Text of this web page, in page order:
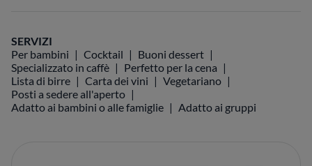
SERVIZI
Per bambini
Cocktail
Buoni dessert
Specializzato in caffè
Perfetto per la cena
Lista di birre
Carta dei vini
Vegetariano
Posti a sedere all'aperto
Adatto ai bambini o alle famiglie
Adatto ai gruppi